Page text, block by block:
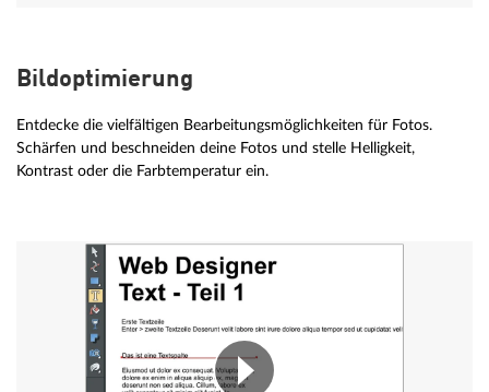
Bildoptimierung
Entdecke die vielfältigen Bearbeitungsmöglichkeiten für Fotos.
Schärfen und beschneiden deine Fotos und stelle Helligkeit,
Kontrast oder die Farbtemperatur ein.